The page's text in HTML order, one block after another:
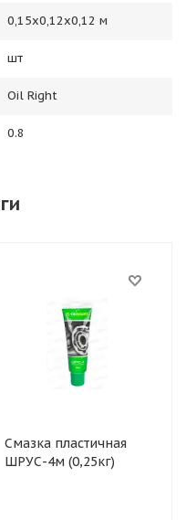
0,15х0,12х0,12 м
шт
Oil Right
0.8
Смазка пластичная
ШРУС-4м (0,25кг)